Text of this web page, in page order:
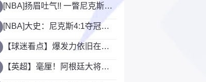
[NBA]扬眉吐气!! 一瞥尼克斯夺冠后纽约的疯癫现状！
[NBA]大史：尼克斯4:1夺冠，恭喜布伦森，太强了。
【球迷看点】爆发力依旧在线！上赛季国安大将塞鸟完美做墙，王刚爆射破门
【英超】毫厘！阿根廷大将塞内西谈错失良机：那画面永远不会从脑海中消失